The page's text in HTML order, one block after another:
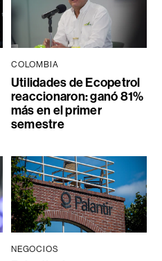
COLOMBIA
Utilidades de Ecopetrol
reaccionaron: ganó 81%
más en el primer
semestre
NEGOCIOS